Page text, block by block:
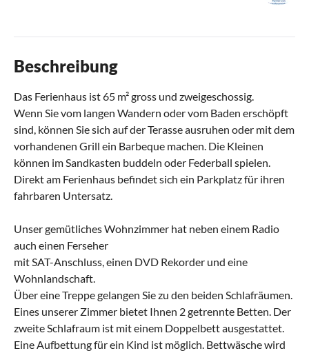
Beschreibung
Das Ferienhaus ist 65 m² gross und zweigeschossig.
Wenn Sie vom langen Wandern oder vom Baden erschöpft
sind, können Sie sich auf der Terasse ausruhen oder mit dem
vorhandenen Grill ein Barbeque machen. Die Kleinen
können im Sandkasten buddeln oder Federball spielen.
Direkt am Ferienhaus befindet sich ein Parkplatz für ihren
fahrbaren Untersatz.
Unser gemütliches Wohnzimmer hat neben einem Radio
auch einen Ferseher
mit SAT-Anschluss, einen DVD Rekorder und eine
Wohnlandschaft.
Über eine Treppe gelangen Sie zu den beiden Schlafräumen.
Eines unserer Zimmer bietet Ihnen 2 getrennte Betten. Der
zweite Schlafraum ist mit einem Doppelbett ausgestattet.
Eine Aufbettung für ein Kind ist möglich. Bettwäsche wird